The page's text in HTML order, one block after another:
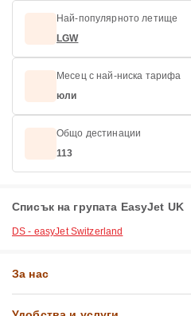
Най-популярното летище
LGW
Месец с най-ниска тарифа
юли
Общо дестинации
113
Списък на групата EasyJet UK
DS - easyJet Switzerland
За нас